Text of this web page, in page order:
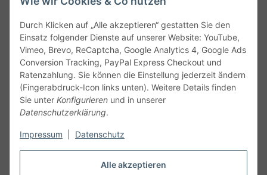
Alle akzeptieren
Durch Klicken auf „Alle akzeptieren“ gestatten Sie den
Einsatz folgender Dienste auf unserer Website: YouTube,
Vimeo, Brevo, ReCaptcha, Google Analytics 4, Google Ads
Conversion Tracking, PayPal Express Checkout und
Ratenzahlung. Sie können die Einstellung jederzeit ändern
(Fingerabdruck-Icon links unten). Weitere Details finden
Sie unter Konfigurieren und in unserer
Datenschutzerklärung.
Impressum Datenschutz
Service
Gesetzliche Informationen
Alle technischen Angaben ohne Gewähr. Irrtümer und fehlerhafte
Angaben vorbehalten. Wenn Sie Datenblätter oder spezielle
unseren Kundenservice. Abbildungen der Artikel können